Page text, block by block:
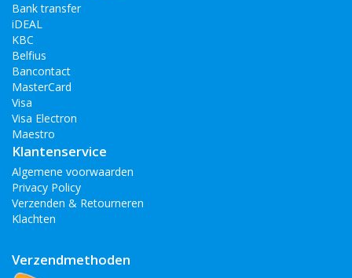
Bank transfer
iDEAL
KBC
Belfius
Bancontact
MasterCard
Visa
Visa Electron
Maestro
Klantenservice
Algemene voorwaarden
Privacy Policy
Verzenden & Retourneren
Klachten
Verzendmethoden